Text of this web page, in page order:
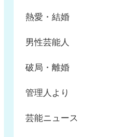
熱愛・結婚
男性芸能人
破局・離婚
管理人より
芸能ニュース